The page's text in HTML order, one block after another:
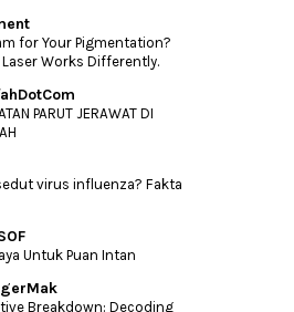
for Your Pigmentation?
Laser Works Differently.
PARUT JERAWAT DI
virus influenza? Fakta
Untuk Puan Intan
Breakdown: Decoding